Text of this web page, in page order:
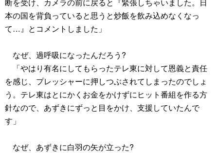
本の国を背負っていると思うと炒飯を飲み込めなくなっ
て…』とコメントしました」
なぜ、過呼吸になったんだろう?
「やはり有名にしてもらったテレ東に対して恩義と責任
を感じ、プレッシャーに押しつぶされてしまったのでしょ
う。テレ東はとにかくお金をかけずにヒット番組を作る方
針なので、あずきにずっと目をかけ、支援していたんで
す」
なぜ、あずきに白羽の矢が立った?